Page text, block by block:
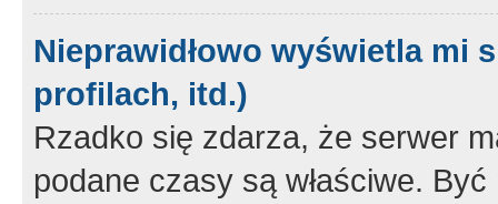
Nieprawidłowo wyświetla mi
profilach, itd.)
Rzadko się zdarza, że serwer
podane czasy są właściwe.